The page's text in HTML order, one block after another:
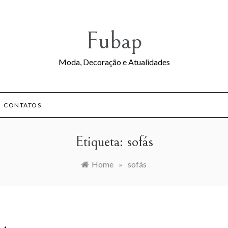
Fubap
Moda, Decoração e Atualidades
CONTATOS
Etiqueta: sofás
Home » sofás